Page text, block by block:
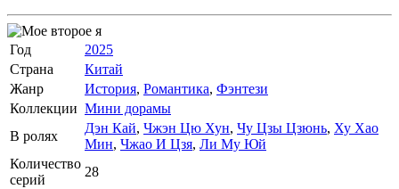
Год
2025
Страна
Китай
Жанр
История, Романтика, Фэнтези
Коллекции Мини дорамы
В ролях
Дэн Кай, Чжэн Цю Хун, Чу Цзы Цзюнь, Ху Хао
Мин, Чжао И Цзя, Ли Му Юй
Количество
серий
28